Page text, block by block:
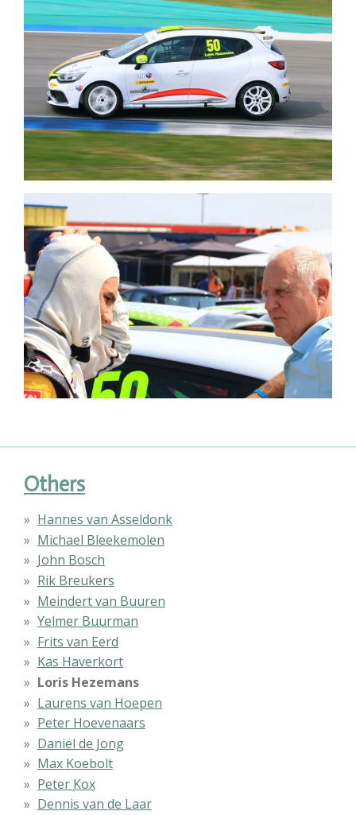
Others
Hannes van Asseldonk
Michael Bleekemolen
John Bosch
Rik Breukers
Meindert van Buuren
Yelmer Buurman
Frits van Eerd
Kas Haverkort
Loris Hezemans
Laurens van Hoepen
Peter Hoevenaars
Daniël de Jong
Max Koebolt
Peter Kox
Dennis van de Laar